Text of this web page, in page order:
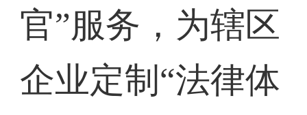
官”服务，为辖区
企业定制“法律体